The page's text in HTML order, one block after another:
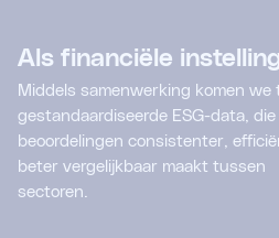
Als financiële
Middels samenwerking komen we
gestandaardiseerde ESG-data, die
beoordelingen consistenter,
beter vergelijkbaar maakt tussen
sectoren.